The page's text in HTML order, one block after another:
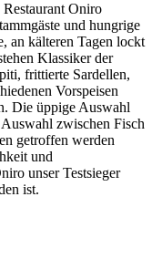
Oniro
und hungrige
an kälteren Tagen lockt
Klassiker der
frittierte Sardellen,
Vorspeisen
Die üppige Auswahl
zwischen Fisch
getroffen werden
und
unser Testsieger
ist.